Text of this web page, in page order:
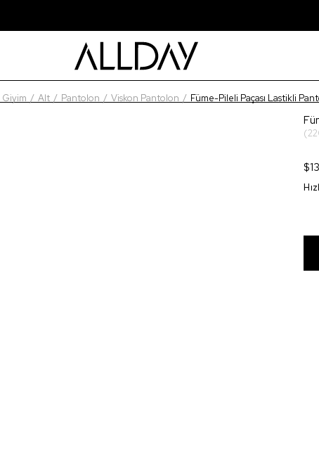
Giyim Alt Pantolon Viskon Pantolon Füme-Pileli Paçası Lastikli